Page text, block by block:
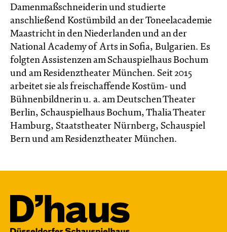
Damenmaßschneiderin und studierte
anschließend Kostümbild an der Toneelacademie
Maastricht in den Niederlanden und an der
National Academy of Arts in Sofia, Bulgarien. Es
folgten Assistenzen am Schauspielhaus Bochum
und am Residenztheater München. Seit 2015
arbeitet sie als freischaffende Kostüm- und
Bühnenbildnerin u. a. am Deutschen Theater
Berlin, Schauspielhaus Bochum, Thalia Theater
Hamburg, Staatstheater Nürnberg, Schauspiel
Bern und am Residenztheater München.